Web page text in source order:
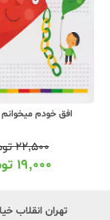
افق خودم میخوانم 2
۲۲,۵۰۰
۱۹,۰۰۰
تهران انقلاب خیابان ۱۲ فروردین پایین تر از